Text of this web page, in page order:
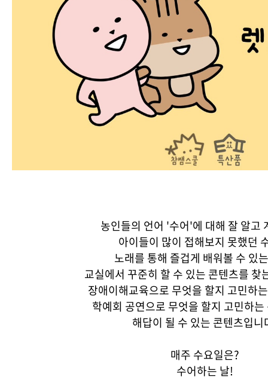
농인들의 언어 '수어'에 대해 잘 알고
아이들이 많이 접해보지 못했던
노래를 통해 즐겁게 배워볼 수 있
교실에서 꾸준히 할 수 있는 콘텐츠를 찾
장애이해교육으로 무엇을 할지 고민하
학예회 공연으로 무엇을 할지 고민하
해답이 될 수 있는 콘텐츠입니
매주 수요일은?
수어하는 날!